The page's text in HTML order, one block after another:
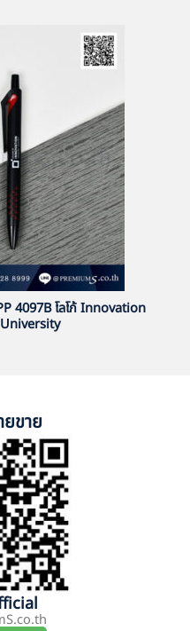
4097B โลโก้ Innovation
ขาย